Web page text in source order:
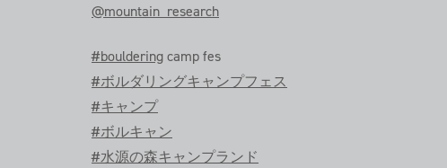
@mountain_research
#boulderingcamp fes
#ボルダリングキャンプフェス
#キャンプ
#ボルキャン
#水源の森キャンプランド